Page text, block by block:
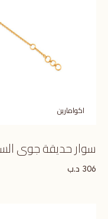
اكوامارين
سوار حديقة جوى
306 د.ب